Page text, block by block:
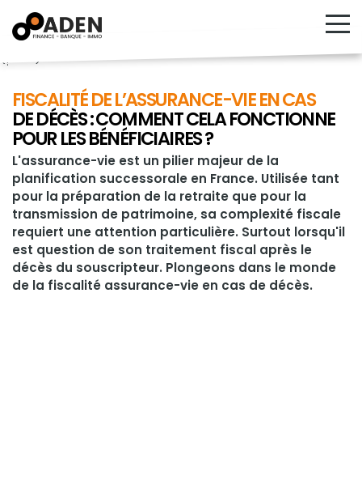
<!---->
FISCALITÉ DE L’ASSURANCE-VIE EN CAS
DE DÉCÈS : COMMENT CELA FONCTIONNE
POUR LES BÉNÉFICIAIRES ?
L'assurance-vie est un pilier majeur de la
planification successorale en France. Utilisée tant
pour la préparation de la retraite que pour la
transmission de patrimoine, sa complexité fiscale
requiert une attention particulière. Surtout lorsqu'il
est question de son traitement fiscal après le
décès du souscripteur. Plongeons dans le monde
de la fiscalité assurance-vie en cas de décès.